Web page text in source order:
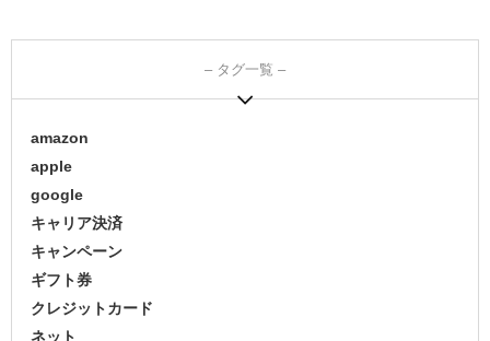
– タグ一覧 –
amazon
apple
google
キャリア決済
キャンペーン
ギフト券
クレジットカード
ネット